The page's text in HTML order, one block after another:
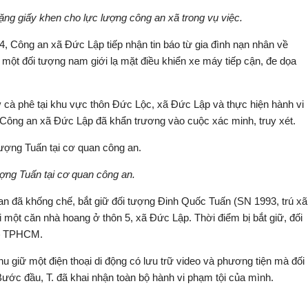
giấy khen cho lực lượng công an xã trong vụ việc.
Công an xã Đức Lập tiếp nhận tin báo từ gia đình nạn nhân về
đối tượng nam giới lạ mặt điều khiển xe máy tiếp cận, đe dọa
cà phê tại khu vực thôn Đức Lộc, xã Đức Lập và thực hiện hành vi
an xã Đức Lập đã khẩn trương vào cuộc xác minh, truy xét.
Tuấn tại cơ quan công an.
đã khống chế, bắt giữ đối tượng Đinh Quốc Tuấn (SN 1993, trú xã
căn nhà hoang ở thôn 5, xã Đức Lập. Thời điểm bị bắt giữ, đối
giữ một điện thoại di động có lưu trữ video và phương tiện mà đối
đầu, T. đã khai nhận toàn bộ hành vi phạm tội của mình.